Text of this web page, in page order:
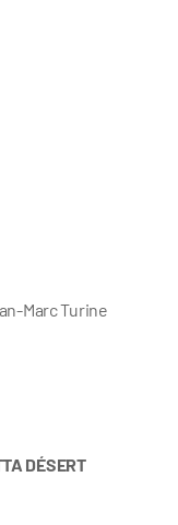
Marc Turine
DÉSERT